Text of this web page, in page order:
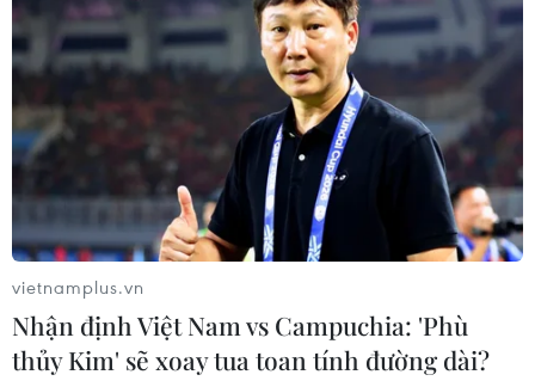
Tháng 8/2022, Tổng thống Joe Biden đã ký ban
hành Đạo luật CHIPS và Khoa học, trong đó có
khoản trợ cấp 52,7 tỷ USD cho hoạt động sản xuất,
nghiên cứu và phát triển lực lượng lao động ngành
bán dẫn.
vietnamplus.vn
Nhận định Việt Nam vs Campuchia: 'Phù
thủy Kim' sẽ xoay tua toan tính đường dài?